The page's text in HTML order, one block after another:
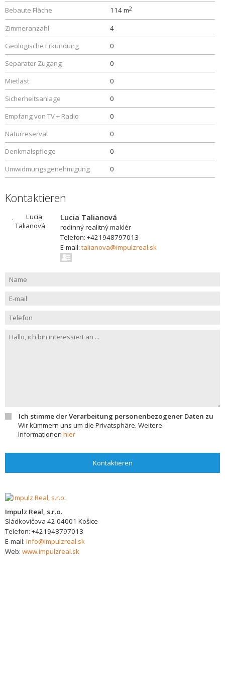
Bebaute Fläche
114 m2
Zimmeranzahl
4
Geologische Erkundung
0
Separater Zugang
0
Mietlast
0
Sicherheitsanlage
0
Empfang von TV + Radio
0
Naturreservat
0
Denkmalspflege
0
Umwidmungsgenehmigung
0
Kontaktieren
Lucia Talianová
rodinný realitný maklér
Telefon: +421948797013
E-mail: talianova@impulzreal.sk
Ich stimme der Verarbeitung personenbezogener Daten zu
Wir kümmern uns um die Privatsphäre. Weitere
Informationen hier
Kontaktieren
Impulz Real, s.r.o.
Sládkovičova 42 04001 Košice
Telefon: +421948797013
E-mail: info@impulzreal.sk
Web: www.impulzreal.sk